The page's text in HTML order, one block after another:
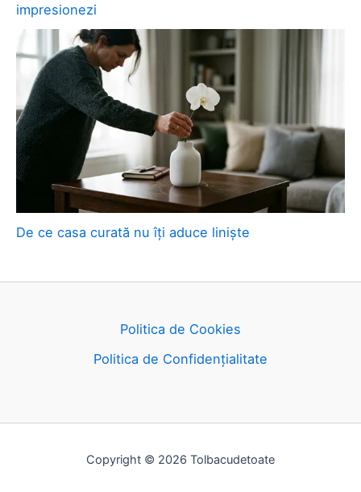
impresionezi
De ce casa curată nu îți aduce liniște
Politica de Cookies
Politica de Confidențialitate
Copyright © 2026 Tolbacudetoate